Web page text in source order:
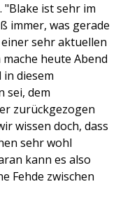
"Blake ist sehr im
immer, was gerade
sehr aktuellen
heute Abend
in diesem
sei, dem
zurückgezogen
wissen doch, dass
sehr wohl
kann es also
Fehde zwischen